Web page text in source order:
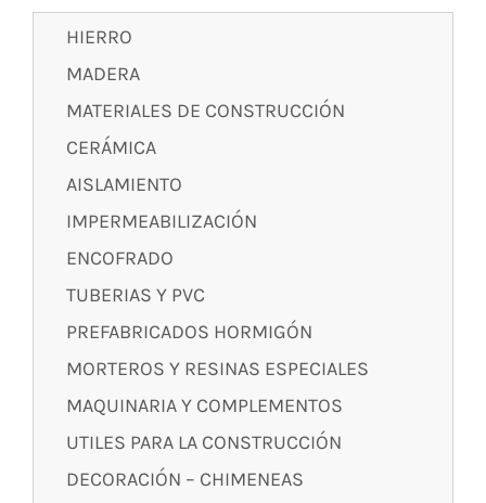
HIERRO
MADERA
MATERIALES DE CONSTRUCCIÓN
CERÁMICA
AISLAMIENTO
IMPERMEABILIZACIÓN
ENCOFRADO
TUBERIAS Y PVC
PREFABRICADOS HORMIGÓN
MORTEROS Y RESINAS ESPECIALES
MAQUINARIA Y COMPLEMENTOS
UTILES PARA LA CONSTRUCCIÓN
DECORACIÓN – CHIMENEAS